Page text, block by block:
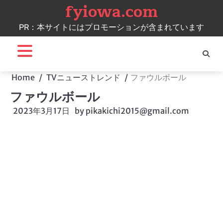
content
fyiowa.com
PR：本サイトにはプロモーションが含まれています
Home TVニューストレンド ファウルボール
ファウルボール
2023年3月17日 by pikakichi2015@gmail.com